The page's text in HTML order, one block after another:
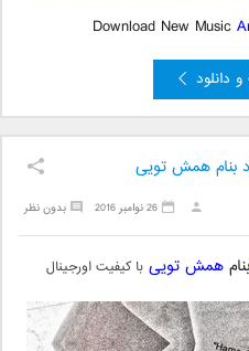
Download New Music
دانلود
بنام همش تویی
بدون نظر 26 نوامبر 2016
بنام همش تویی با کیفیت اورجینال